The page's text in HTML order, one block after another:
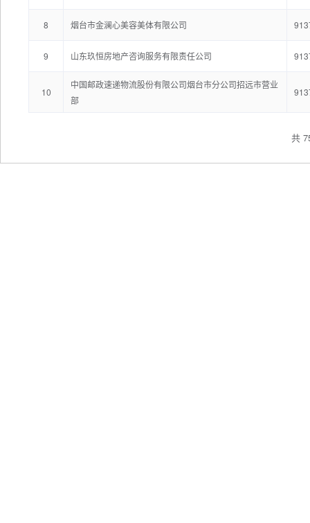
8 烟台市金澜心美容美体有限公司
9 山东玖恒房地产咨询服务有限责任公司
10
中国邮政速递物流股份有限公司烟台市分公司招远市营业
部
共